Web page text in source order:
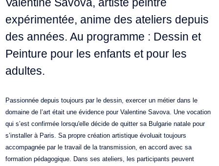
expérimentée, anime des ateliers depuis
des années. Au programme : Dessin et
Peinture pour les enfants et pour les
adultes.
Passionnée depuis toujours par le dessin, exercer un métier dans le
domaine de l’art était une évidence pour Valentine Savova. Une vocation
qui s’est confirmée lorsqu'elle décide de quitter sa Bulgarie natale pour
s’installer à Paris. Sa propre création artistique évoluait toujours
accompagnée par le travail de la transmission, en accord avec sa
formation pédagogique. Dans ses ateliers, les participants peuvent